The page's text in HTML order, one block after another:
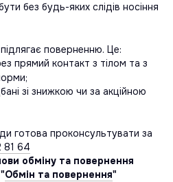
без будь-яких слідів носіння
поверненню. Це:
прямий контакт з тілом та з
зі знижкою чи за акційною
готова проконсультувати за
81 64
обміну та повернення
Обмін та повернення"